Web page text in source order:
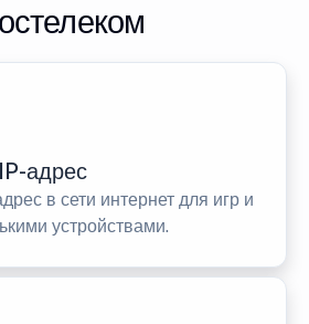
адрес
в сети интернет для игр и
устройствами.